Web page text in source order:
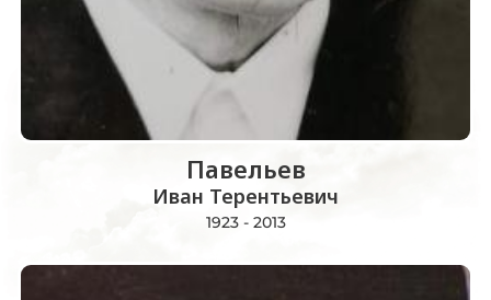
Павельев
Иван Терентьевич
1923 - 2013